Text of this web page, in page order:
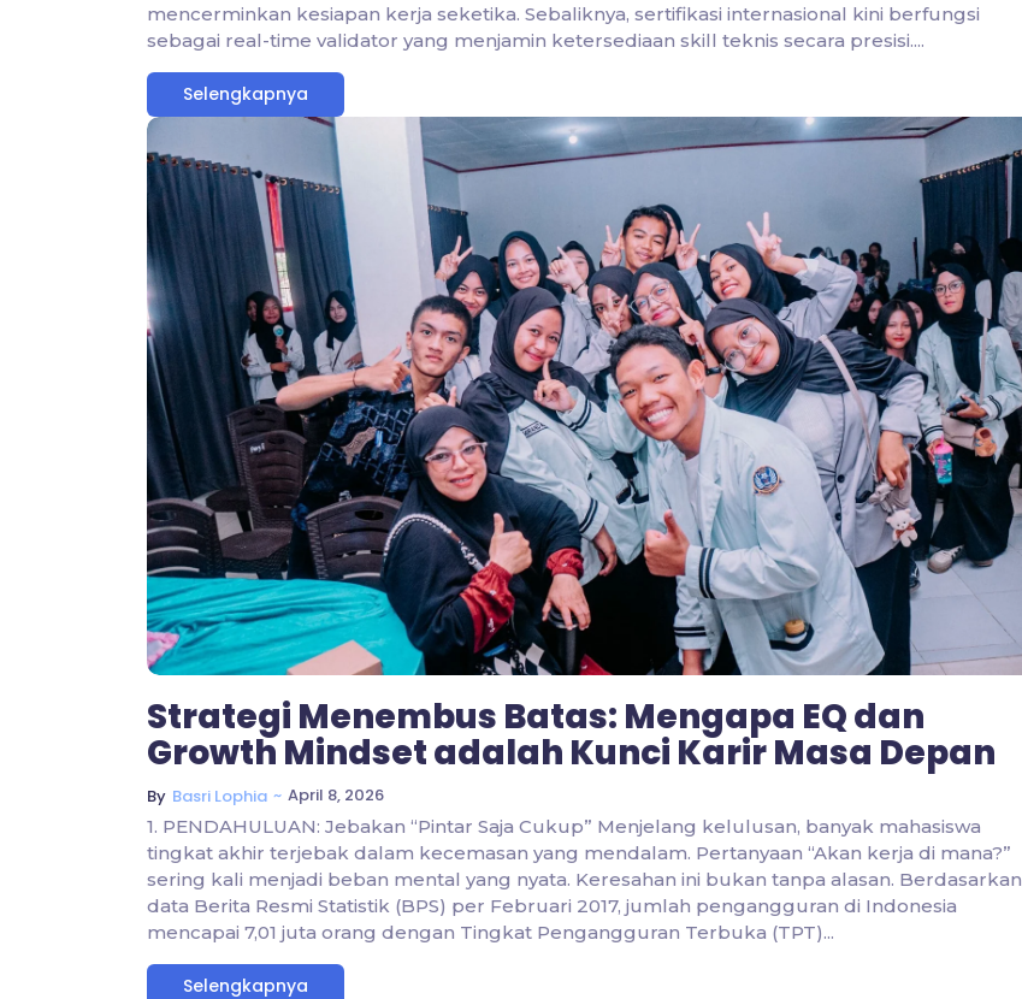
mencerminkan kesiapan kerja seketika. Sebaliknya, sertifikasi internasional kini berfungsi
sebagai real-time validator yang menjamin ketersediaan skill teknis secara presisi....
Selengkapnya
No Comments
Strategi Menembus Batas: Mengapa EQ dan
Growth Mindset adalah Kunci Karir Masa Depan
By Basri Lophia ~ April 8, 2026
1. PENDAHULUAN: Jebakan “Pintar Saja Cukup” Menjelang kelulusan, banyak mahasiswa
tingkat akhir terjebak dalam kecemasan yang mendalam. Pertanyaan “Akan kerja di mana?”
sering kali menjadi beban mental yang nyata. Keresahan ini bukan tanpa alasan. Berdasarkan
data Berita Resmi Statistik (BPS) per Februari 2017, jumlah pengangguran di Indonesia
mencapai 7,01 juta orang dengan Tingkat Pengangguran Terbuka (TPT)...
Selengkapnya